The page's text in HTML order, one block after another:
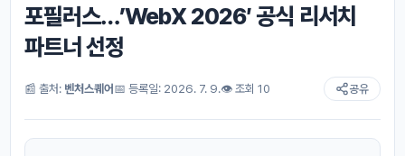
포필러스…’WebX 2026′ 공식 리서치
파트너 선정
📰 출처: 벤처스퀘어📅 등록일: 2026. 7. 9.👁 조회 10 공유